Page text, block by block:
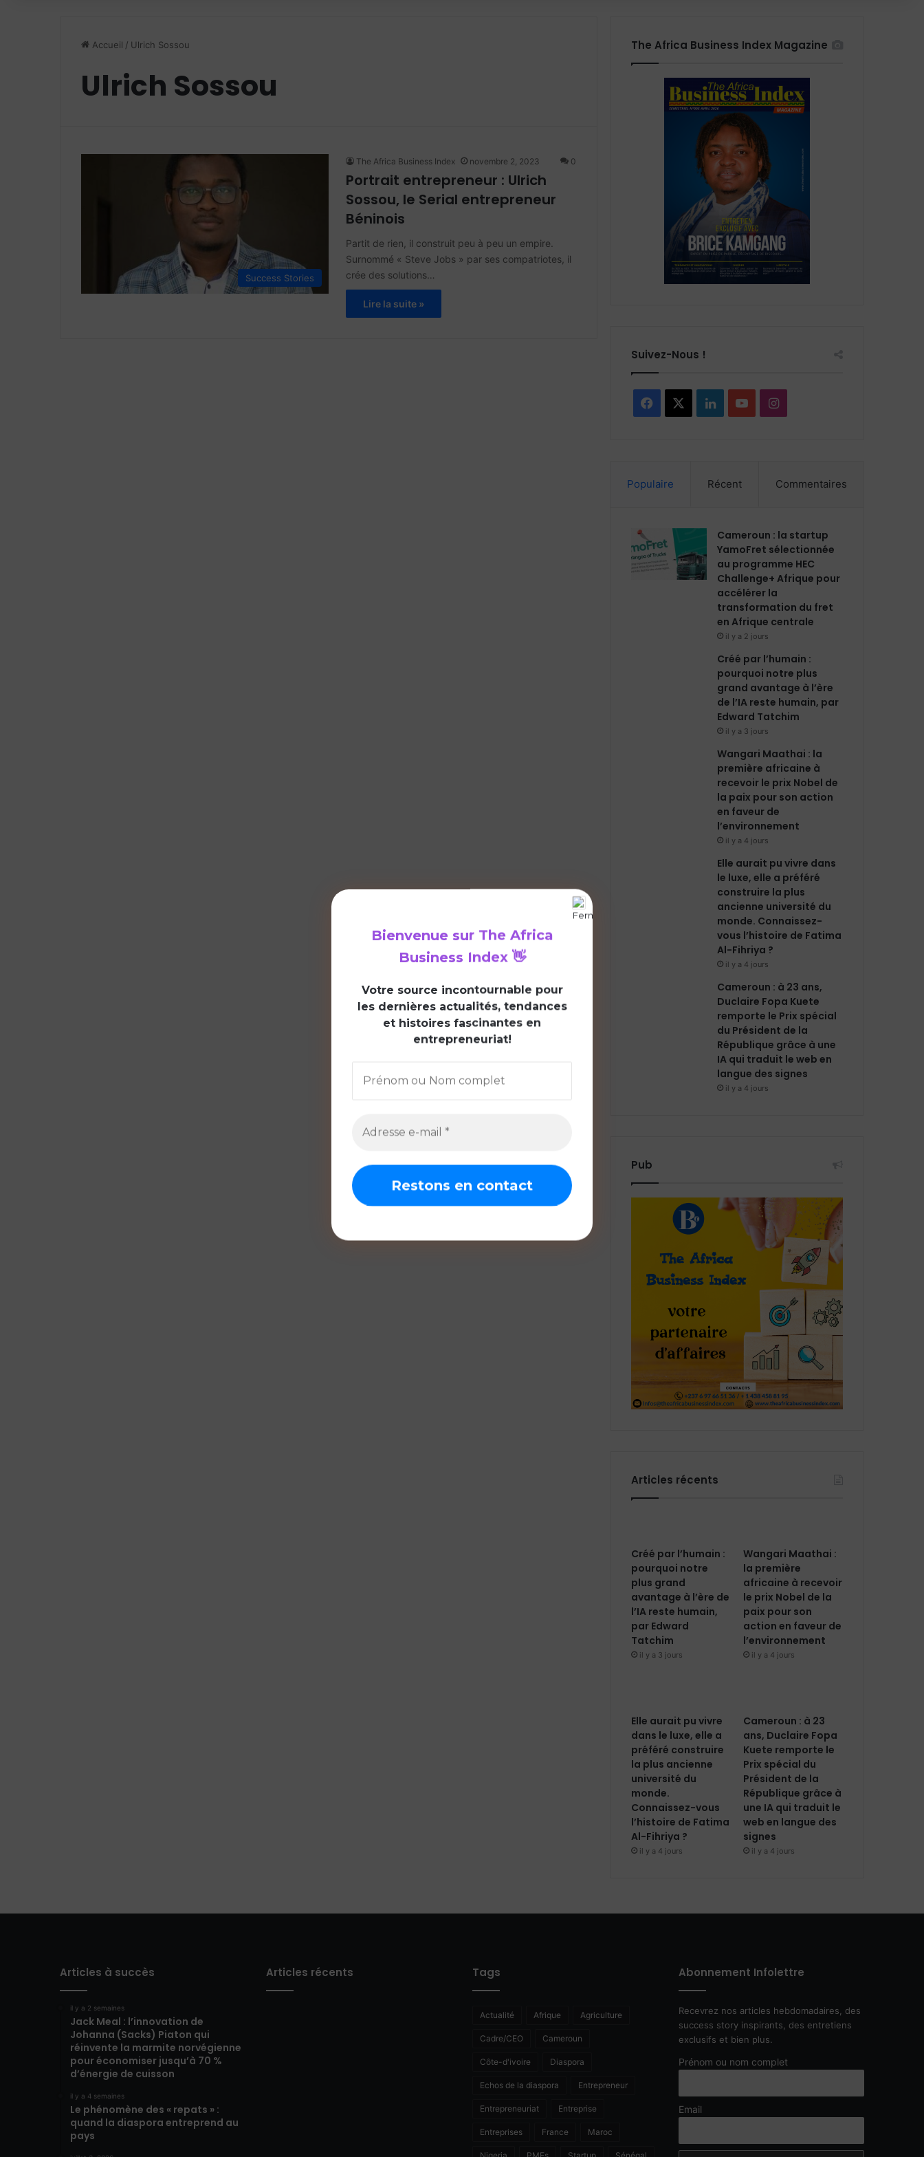
Accueil / Ulrich Sossou
Ulrich Sossou
Success Stories
The Africa Business Index novembre 2, 2023 0
Portrait entrepreneur : Ulrich
Sossou, le Serial entrepreneur
Béninois
Partit de rien, il construit peu à peu un empire.
Surnommé « Steve Jobs » par ses compatriotes, il
crée des solutions…
Lire la suite »
The Africa Business Index Magazine
Suivez-Nous !
e
o
o
L
k
d
i
n
b
e
I
t
g
r
m
Populaire Récent Commentaires
Cameroun : la startup
YamoFret sélectionnée
au programme HEC
Challenge+ Afrique pour
accélérer la
transformation du fret
en Afrique centrale
il y a 2 jours
Créé par l’humain :
pourquoi notre plus
grand avantage à l’ère
de l’IA reste humain, par
Edward Tatchim
il y a 3 jours
Wangari Maathai : la
première africaine à
recevoir le prix Nobel de
la paix pour son action
en faveur de
l’environnement
il y a 4 jours
Elle aurait pu vivre dans
le luxe, elle a préféré
construire la plus
ancienne université du
monde. Connaissez-
vous l’histoire de Fatima
Al-Fihriya ?
il y a 4 jours
Cameroun : à 23 ans,
Duclaire Fopa Kuete
remporte le Prix spécial
du Président de la
République grâce à une
IA qui traduit le web en
langue des signes
il y a 4 jours
Pub
Articles récents
Créé par l’humain :
pourquoi notre
plus grand
avantage à l’ère de
l’IA reste humain,
par Edward
Tatchim
il y a 3 jours
Wangari Maathai :
la première
africaine à recevoir
le prix Nobel de la
paix pour son
action en faveur de
l’environnement
il y a 4 jours
Elle aurait pu vivre
dans le luxe, elle a
préféré construire
la plus ancienne
université du
monde.
Connaissez-vous
l’histoire de Fatima
Al-Fihriya ?
il y a 4 jours
Cameroun : à 23
ans, Duclaire Fopa
Kuete remporte le
Prix spécial du
Président de la
République grâce à
une IA qui traduit le
web en langue des
signes
il y a 4 jours
Articles à succès
il y a 2 semaines
Jack Meal : l’innovation de
Johanna (Sacks) Piaton qui
réinvente la marmite norvégienne
pour économiser jusqu’à 70 %
d’énergie de cuisson
il y a 4 semaines
Le phénomène des « repats » :
quand la diaspora entreprend au
pays
Articles récents Tags
Actualité Afrique Agriculture
Cadre/CEO Cameroun
Côte-d'ivoire Diaspora
Echos de la diaspora Entrepreneur
Entrepreneuriat Entreprise
Entreprises France Maroc
Abonnement Infolettre
Recevrez nos articles hebdomadaires, des
success story inspirants, des entretiens
exclusifs et bien plus.
Prénom ou nom complet
Email
Bienvenue surThe Africa
Business Index👋
Votre source incontournable pour
les dernières actualités, tendances
et histoires fascinantes en
entrepreneuriat!